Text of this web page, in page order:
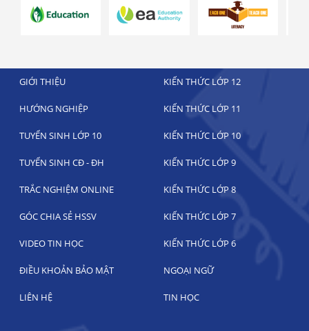
GIỚI THIỆU KIẾN THỨC LỚP 12
HƯỚNG NGHIỆP KIẾN THỨC LỚP 11
TUYỂN SINH LỚP 10 KIẾN THỨC LỚP 10
TUYỂN SINH CĐ - ĐH KIẾN THỨC LỚP 9
TRẮC NGHIỆM ONLINE KIẾN THỨC LỚP 8
GÓC CHIA SẺ HSSV KIẾN THỨC LỚP 7
VIDEO TIN HỌC KIẾN THỨC LỚP 6
ĐIỀU KHOẢN BẢO MẬT NGOẠI NGỮ
LIÊN HỆ TIN HỌC